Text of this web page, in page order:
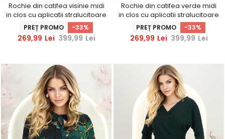
Rochie din catifea visinie midi
in clos cu aplicatii stralucitoare
laterale- StarShinerS
PREȚ PROMO -33%
269,99 Lei 399,99 Lei
Rochie din catifea verde midi
in clos cu aplicatii stralucitoare
laterale- StarShinerS
PREȚ PROMO -33%
269,99 Lei 399,99 Lei